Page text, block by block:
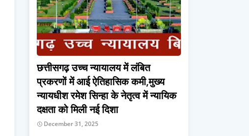
छत्तीसगढ़ उच्च न्यायालय में लंबित
प्रकरणों में आई ऐतिहासिक कमी,मुख्य
न्यायधीश रमेश सिन्हा के नेतृत्व में न्यायिक
दक्षता को मिली नई दिशा
December 31, 2025